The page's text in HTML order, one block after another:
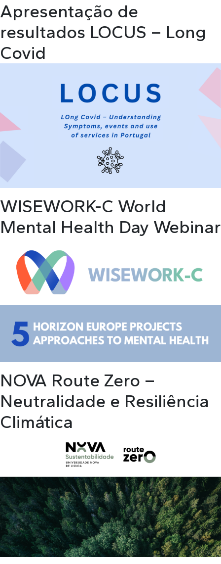
Apresentação de
resultados LOCUS – Long
Covid
WISEWORK-C World
Mental Health Day Webinar
NOVA Route Zero –
Neutralidade e Resiliência
Climática